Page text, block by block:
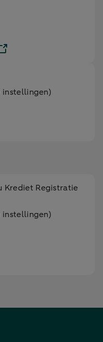
instellingen)
Krediet Registratie
instellingen)